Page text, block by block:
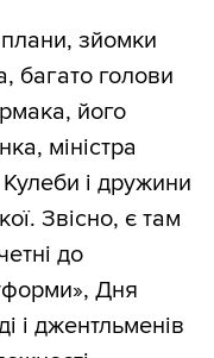
плани, зйомки
багато голови
його
міністра
і дружини
Звісно, є там
до
Дня
і джентльменів